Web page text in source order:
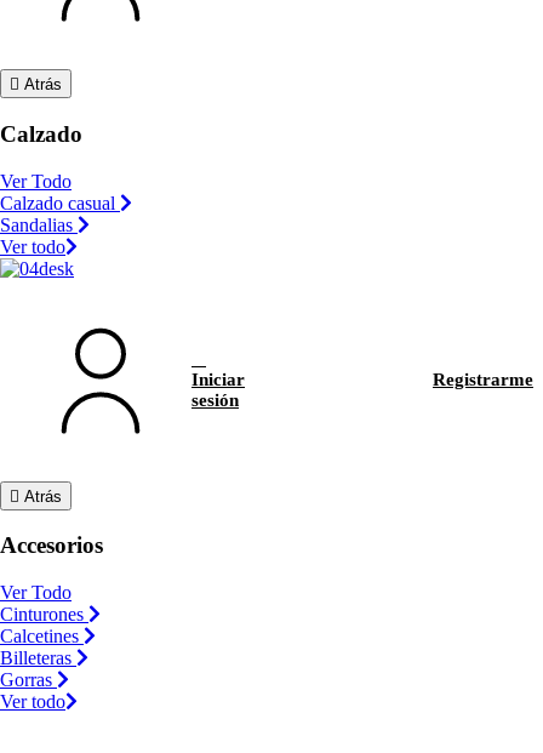
Atrás
Calzado
Ver Todo
Calzado casual
Sandalias
Ver todo
Iniciar
sesión
Registrarme
Atrás
Accesorios
Ver Todo
Cinturones
Calcetines
Billeteras
Gorras
Ver todo